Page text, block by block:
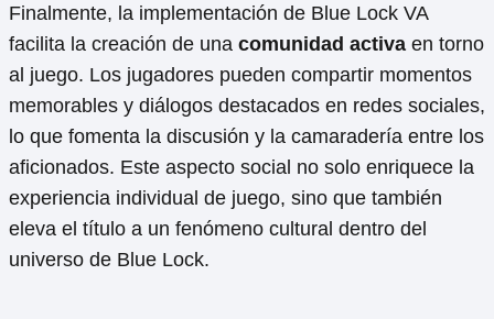
Finalmente, la implementación de Blue Lock VA
facilita la creación de una comunidad activa en torno
al juego. Los jugadores pueden compartir momentos
memorables y diálogos destacados en redes sociales,
lo que fomenta la discusión y la camaradería entre los
aficionados. Este aspecto social no solo enriquece la
experiencia individual de juego, sino que también
eleva el título a un fenómeno cultural dentro del
universo de Blue Lock.